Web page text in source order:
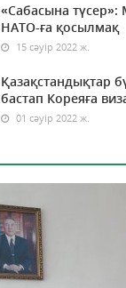
«Сабасына түсер»:
НАТО-ға қосылмақ
15 сәуір 2022 ж.
Қазақстандықтар
бастап Кореяға
01 сәуір 2022 ж.